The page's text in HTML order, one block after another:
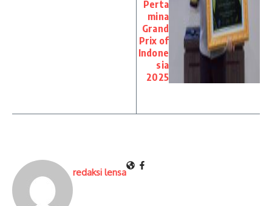
Perta
mina
Grand
Prix of
Indone
sia
2025
redaksi lensa